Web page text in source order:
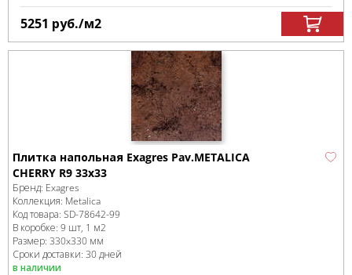
5251 руб./м2
Плитка напольная Exagres Pav.METALICA
CHERRY R9 33x33
Бренд: Exagres
Коллекция: Metalica
Код товара: SD-78642-99
В коробке: 9 шт, 1 м2
Размер: 330x330 мм
Сроки доставки: 30 дней
в наличии